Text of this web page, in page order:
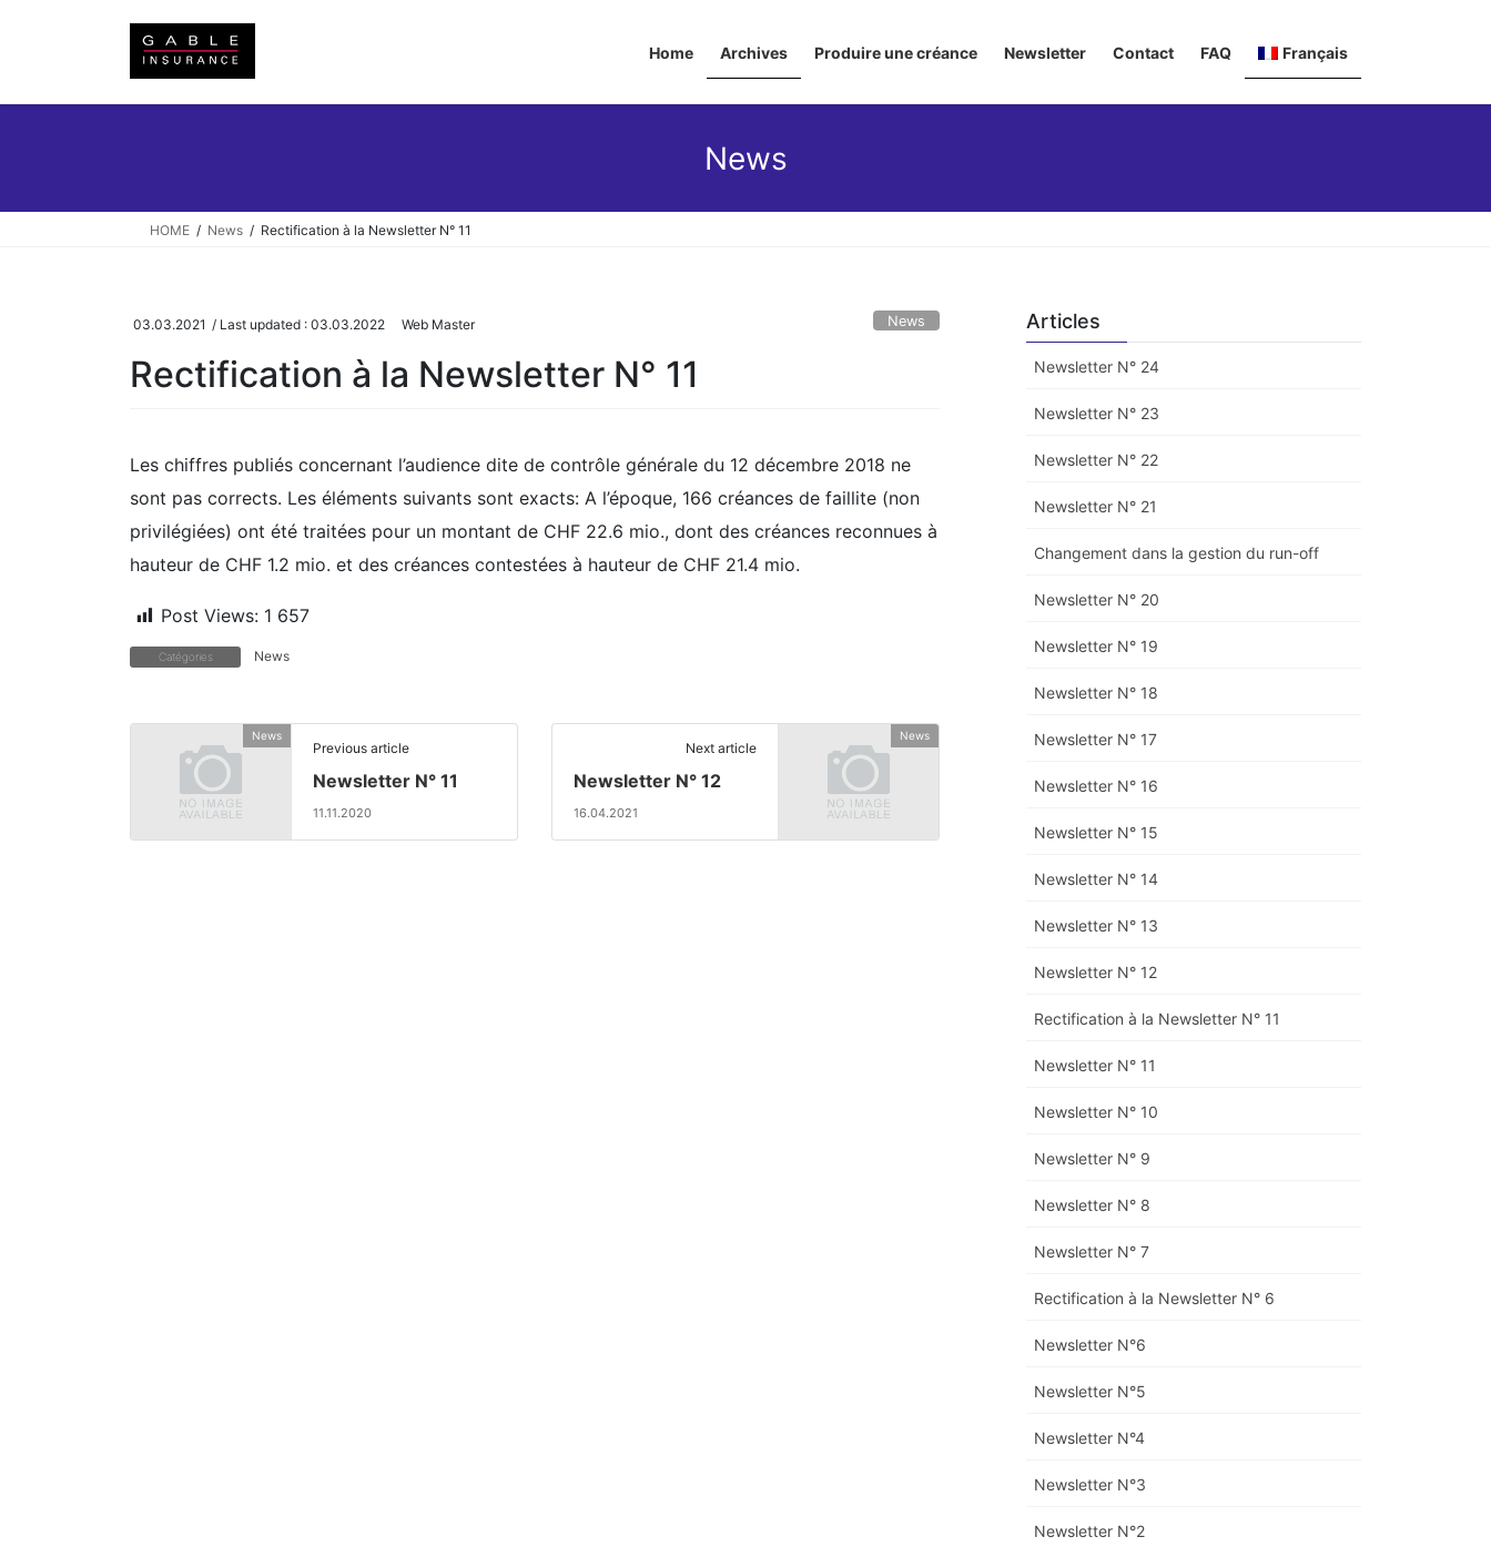
Home Archives Produire une créance Newsletter Contact FAQ Français
Deutsch
News
HOME News Rectification à la Newsletter N° 11
03.03.2021 / Last updated : 03.03.2022 Web Master News
Rectification à la Newsletter N° 11
Les chiffres publiés concernant l’audience dite de contrôle générale du 12 décembre 2018 ne
sont pas corrects. Les éléments suivants sont exacts: A l’époque, 166 créances de faillite (non
privilégiées) ont été traitées pour un montant de CHF 22.6 mio., dont des créances reconnues à
hauteur de CHF 1.2 mio. et des créances contestées à hauteur de CHF 21.4 mio.
Post Views: 1 657
Catégories News
News
Previous article
Newsletter N° 11
11.11.2020
News
Next article
Newsletter N° 12
16.04.2021
Articles
Newsletter N° 24
Newsletter N° 23
Newsletter N° 22
Newsletter N° 21
Changement dans la gestion du run-off
Newsletter N° 20
Newsletter N° 19
Newsletter N° 18
Newsletter N° 17
Newsletter N° 16
Newsletter N° 15
Newsletter N° 14
Newsletter N° 13
Newsletter N° 12
Rectification à la Newsletter N° 11
Newsletter N° 11
Newsletter N° 10
Newsletter N° 9
Newsletter N° 8
Newsletter N° 7
Rectification à la Newsletter N° 6
Newsletter N°6
Newsletter N°5
Newsletter N°4
Newsletter N°3
Newsletter N°2